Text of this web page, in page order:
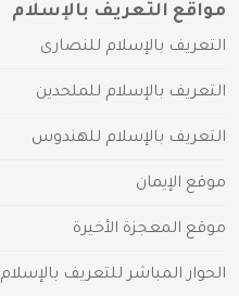
مواقع التعريف بالإسلام
التعريف بالإسلام للنصارى
التعريف بالإسلام للملحدين
التعريف بالإسلام للهندوس
موقع الإيمان
موقع المعجزة الأخيرة
الحوار المباشر للتعريف بالإسلام